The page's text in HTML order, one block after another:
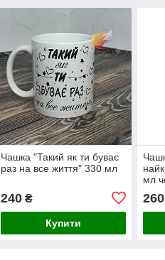
Чашка "Такий як ти буває
раз на все життя" 330 мл
240₴
Купити
мл
260